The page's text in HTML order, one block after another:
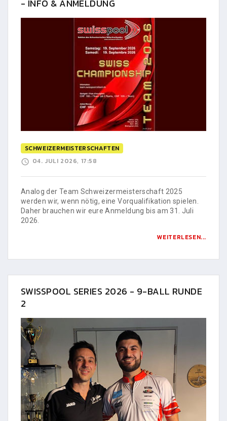
- INFO & ANMELDUNG
SCHWEIZERMEISTERSCHAFTEN
04. JULI 2026, 17:58
Analog der Team Schweizermeisterschaft 2025
werden wir, wenn nötig, eine Vorqualifikation spielen.
Daher brauchen wir eure Anmeldung bis am 31. Juli
2026.
WEITERLESEN...
SWISSPOOL SERIES 2026 - 9-BALL RUNDE
2